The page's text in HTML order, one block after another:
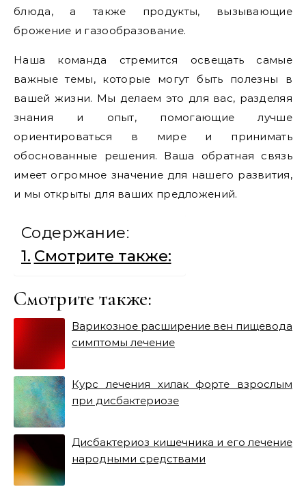
блюда, а также продукты, вызывающие
брожение и газообразование.
Наша команда стремится освещать самые
важные темы, которые могут быть полезны в
вашей жизни. Мы делаем это для вас, разделяя
знания и опыт, помогающие лучше
ориентироваться в мире и принимать
обоснованные решения. Ваша обратная связь
имеет огромное значение для нашего развития,
и мы открыты для ваших предложений.
Содержание:
Смотрите также:
Смотрите также:
Варикозное расширение вен пищевода
симптомы лечение
Курс лечения хилак форте взрослым
при дисбактериозе
Дисбактериоз кишечника и его лечение
народными средствами